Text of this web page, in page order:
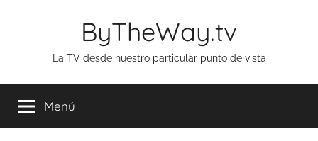
ByTheWay.tv
La TV desde nuestro particular punto de vista
Menú